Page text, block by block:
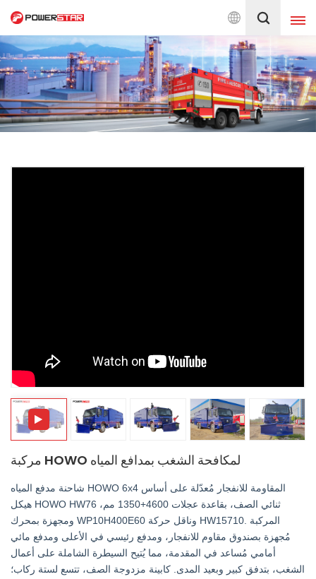
Famous Brand العربية
English français
Deutsch русский
မြန်မာ
српски
مركبة HOWO لمكافحة الشغب بمدافع المياه
شاحنة مدفع المياه HOWO 6x4 المقاومة للانفجار مُعدّلة على أساس
هيكل HOWO HW76 ثنائي الصف، بقاعدة عجلات 4600+1350 مم،
ومجهزة بمحرك WP10H400E60 وناقل حركة HW15710. المركبة
مُجهزة بصندوق مقاوم للانفجار، ومدفع رئيسي في الأعلى ومدفع مائي
أمامي مُساعد في المقدمة، مما يُتيح السيطرة الشاملة على أعمال
الشغب، بتدفق كبير وبعيد المدى. كابينة مزدوجة الصف، تتسع لستة ركاب؛